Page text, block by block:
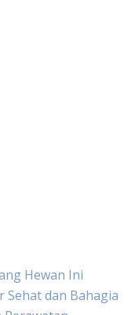
Hewan Ini
Sehat dan Bahagia